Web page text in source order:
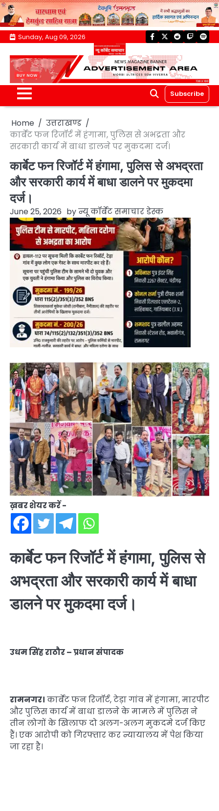
Skip
content
Sunday, Aug 09, 2026 facebook
twitterreddittwitch
Subscribe
Home
उत्तराखण्ड
कार्बेट फन रिजॉर्ट में हंगामा, पुलिस से अभद्रता और
सरकारी कार्य में बाधा डालने पर मुकदमा दर्ज।
कार्बेट फन रिजॉर्ट में हंगामा, पुलिस से अभद्रता
और सरकारी कार्य में बाधा डालने पर मुकदमा
दर्ज।
June 25, 2026 byन्यू कॉर्बेट समाचार डेस्क
ख़बर शेयर करें -
कार्बेट फन रिजॉर्ट में हंगामा, पुलिस से
अभद्रता और सरकारी कार्य में बाधा
डालने पर मुकदमा दर्ज।
उधम सिंह राठौर – प्रधान संपादक
रामनगर। कार्बेट फन रिजॉर्ट, टेड़ा गांव में हंगामा, मारपीट
और पुलिस कार्य में बाधा डालने के मामले में पुलिस ने
तीन लोगों के खिलाफ दो अलग-अलग मुकदमे दर्ज किए
हैं। एक आरोपी को गिरफ्तार कर न्यायालय में पेश किया
जा रहा है।